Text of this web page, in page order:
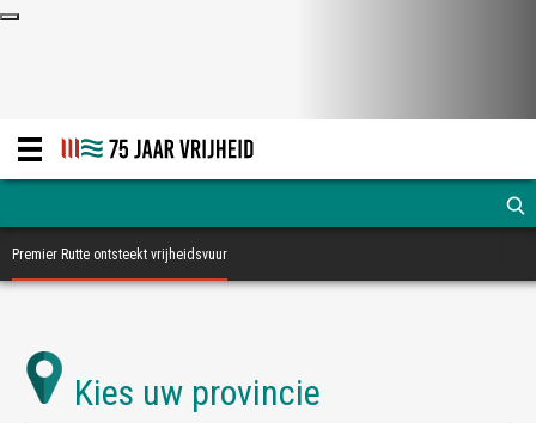
Premier Rutte ontsteekt vrijheidsvuur